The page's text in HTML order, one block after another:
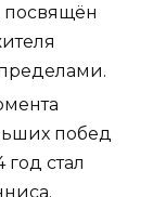
побед
стал